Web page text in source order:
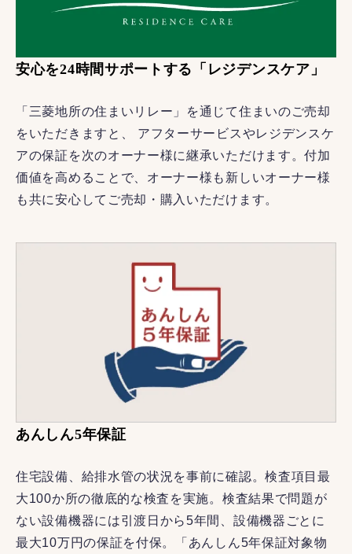
安心を24時間サポートする「レジデンスケア」
「三菱地所の住まいリレー」を通じて住まいのご売却
をいただきますと、 アフターサービスやレジデンスケ
アの保証を次のオーナー様に継承いただけます。付加
価値を高めることで、オーナー様も新しいオーナー様
も共に安心してご売却・購入いただけます。
あんしん5年保証
住宅設備、給排水管の状況を事前に確認。検査項目最
大100か所の徹底的な検査を実施。検査結果で問題が
ない設備機器には引渡日から5年間、設備機器ごとに
最大10万円の保証を付保。「あんしん5年保証対象物